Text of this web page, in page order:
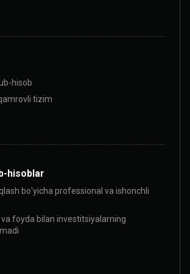
hisob
tizim
hisoblar
bo'yicha professional va ishonchli
foyda bilan investitsiyalarning